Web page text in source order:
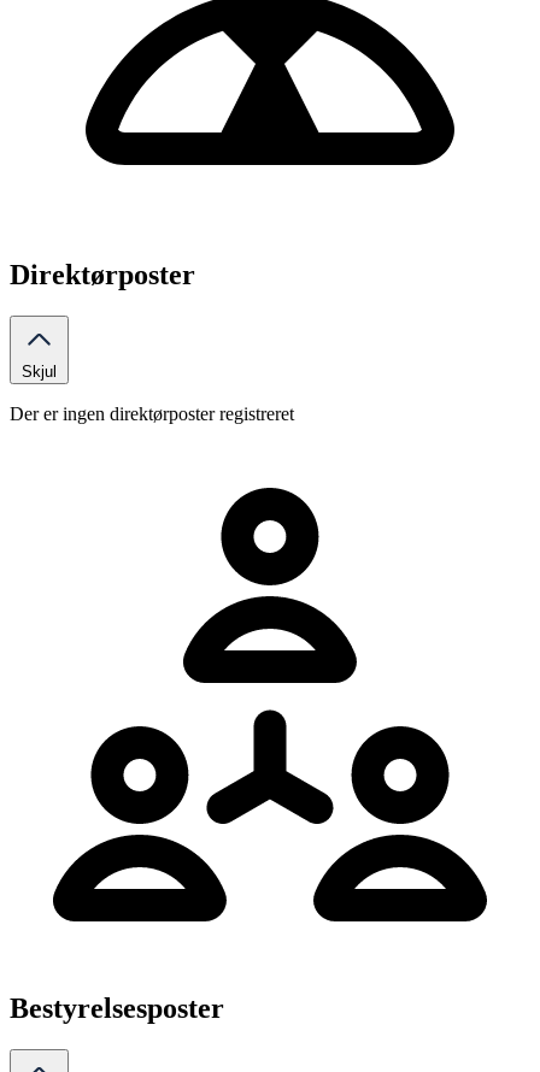
Direktørposter
Skjul
Der er ingen direktørposter registreret
Bestyrelsesposter